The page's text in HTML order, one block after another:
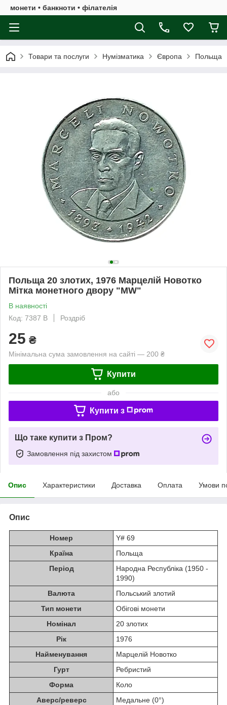
монети • банкноти • філателія
Товари та послуги Нумізматика Європа Польща
Польща 20 злотих, 1976 Марцелій Новотко
Мітка монетного двору "MW"
В наявності
Код: 7387 B
Роздріб
25 ₴
Мінімальна сума замовлення на сайті — 200 ₴
Купити
або
Купити з
Що таке купити з Пром?
Замовлення під захистом
Опис Характеристики Доставка Оплата Умови
Опис
Номер
Y# 69
Країна
Польща
Період
Народна Республіка (1950 -
1990)
Валюта
Польський злотий
Тип монети
Обігові монети
Номінал
20 злотих
Рік
1976
Найменування
Марцелій Новотко
Гурт
Ребристий
Форма
Коло
Аверс/реверс
Медальне (0°)